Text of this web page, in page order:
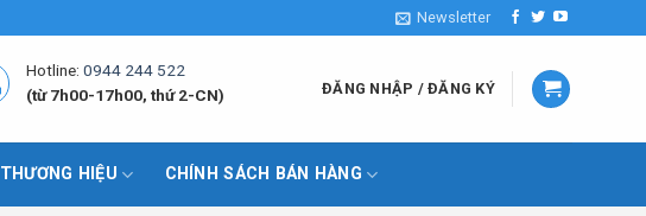
Newsletter
Hotline: 0944 244 522
(từ 7h00-17h00, thứ 2-CN)
ĐĂNG NHẬP / ĐĂNG KÝ
THƯƠNG HIỆU CHÍNH SÁCH BÁN HÀNG